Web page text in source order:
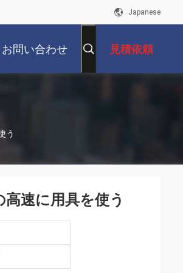
Japanese
お問い合わせ 見積依頼
う
速に用具を使う